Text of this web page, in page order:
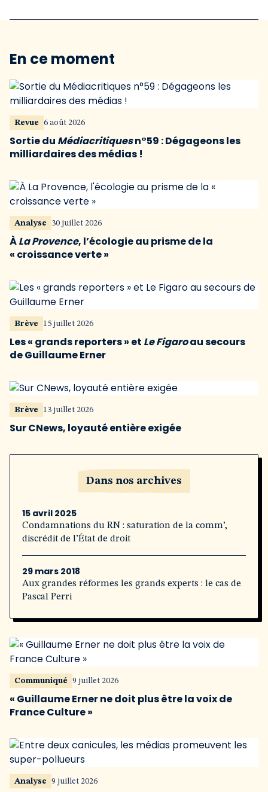
En ce moment
Revue 6 août 2026
Sortie du Médiacritiquesn°59 : Dégageons les
milliardaires des médias !
Analyse 30 juillet 2026
ÀLa Provence, l’écologie au prisme de la
« croissance verte »
Brève 15 juillet 2026
Les « grands reporters » et Le Figaroau secours
de Guillaume Erner
Brève 13 juillet 2026
Sur CNews, loyauté entière exigée
Dans nos archives
15 avril 2025
Condamnations du RN : saturation de la comm’,
discrédit de l’État de droit
29 mars 2018
Aux grandes réformes les grands experts : le cas de
Pascal Perri
Communiqué 9 juillet 2026
« Guillaume Erner ne doit plus être la voix de
France Culture »
Analyse 9 juillet 2026